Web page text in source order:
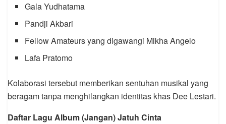
Gala Yudhatama
Pandji Akbari
Fellow Amateurs yang digawangi Mikha Angelo
Lafa Pratomo
Kolaborasi tersebut memberikan sentuhan musikal yang
beragam tanpa menghilangkan identitas khas Dee Lestari.
Daftar Lagu Album (Jangan) Jatuh Cinta